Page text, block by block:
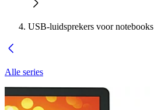
USB-luidsprekers voor notebooks
Alle series